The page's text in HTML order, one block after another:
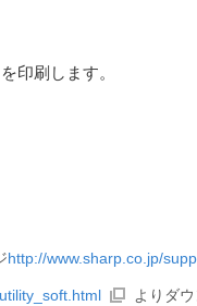
印刷します。
http://www.sharp.co.jp/
よりダウ